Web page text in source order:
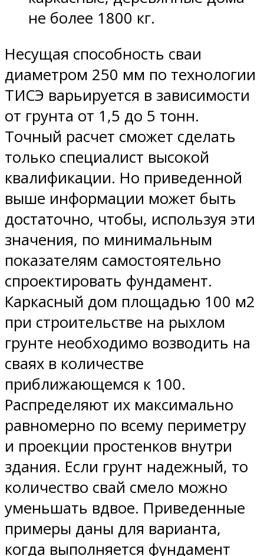
не более 1800 кг.
Несущая способность сваи
диаметром 250 мм по технологии
ТИСЭ варьируется в зависимости
от грунта от 1,5 до 5 тонн.
Точный расчет сможет сделать
только специалист высокой
квалификации. Но приведенной
выше информации может быть
достаточно, чтобы, используя эти
значения, по минимальным
показателям самостоятельно
спроектировать фундамент.
Каркасный дом площадью 100 м2
при строительстве на рыхлом
грунте необходимо возводить на
сваях в количестве
приближающемся к 100.
Распределяют их максимально
равномерно по всему периметру
и проекции простенков внутри
здания. Если грунт надежный, то
количество свай смело можно
уменьшать вдвое. Приведенные
примеры даны для варианта,
когда выполняется фундамент